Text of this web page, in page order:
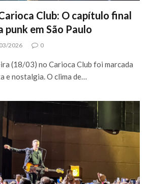
Club: O capítulo final
punk em São Paulo
2026 0
(18/03) no Carioca Club foi marcada
e nostalgia. O clima de…